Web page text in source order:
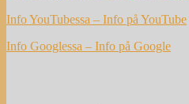
Info YouTubessa – Info på YouTube
Info Googlessa – Info på Google